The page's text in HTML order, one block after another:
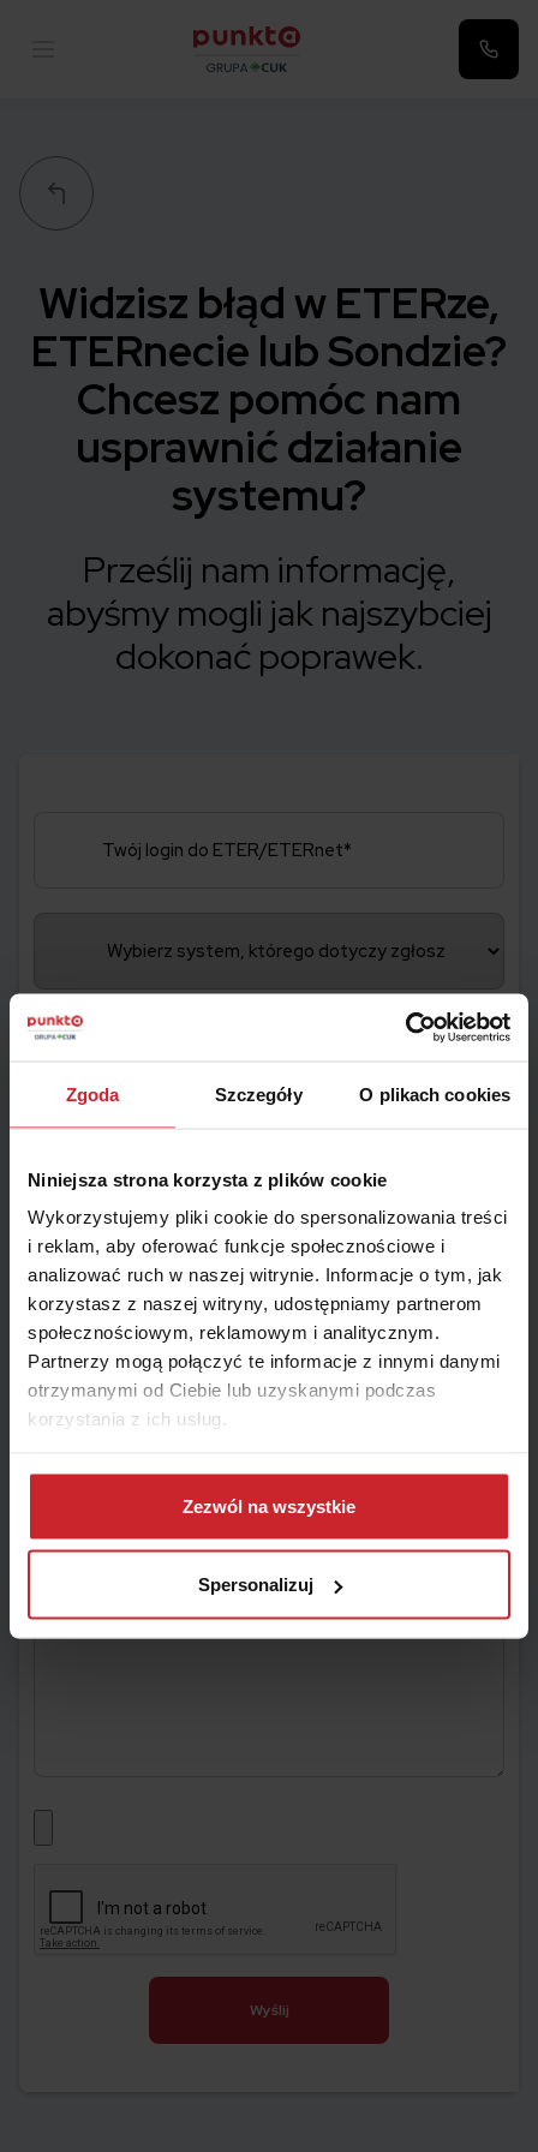
Zgoda Szczegóły O plikach cookies
Niniejsza strona korzysta z plików cookie
Wykorzystujemy pliki cookie do spersonalizowania treści
i reklam, aby oferować funkcje społecznościowe i
analizować ruch w naszej witrynie. Informacje o tym, jak
korzystasz z naszej witryny, udostępniamy partnerom
społecznościowym, reklamowym i analitycznym.
Partnerzy mogą połączyć te informacje z innymi danymi
otrzymanymi od Ciebie lub uzyskanymi podczas
korzystania z ich usług.
Dowiedz się więcej na temat tego, kim jesteśmy, jak
można się z nami skontaktować i w jaki sposób
przetwarzamy dane osobowe w ramachPolityki
Zezwól na wszystkie
Spersonalizuj
Widzisz błąd w ETERze,
ETERnecie lub Sondzie?
Chcesz pomóc nam
usprawnić działanie
systemu?
Prześlij nam informację,
abyśmy mogli jak najszybciej
dokonać poprawek.
się jakiś komunikat, podaj jego dokładną treść.